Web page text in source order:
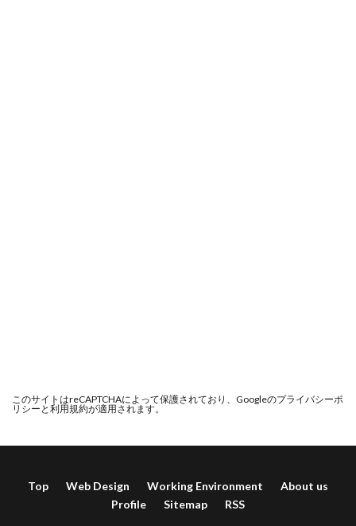
このサイトはreCAPTCHAによって保護されており、Googleのプライバシーポ
リシー と 利用規約が適用されます。
Top Web Design Working Environment
About us
Profile
Sitemap RSS